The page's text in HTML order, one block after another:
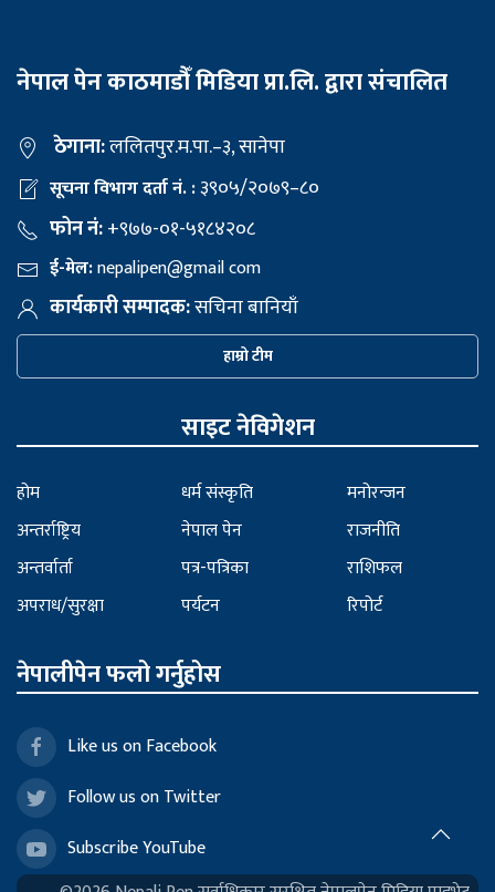
नेपाल पेन काठमाडौँ मिडिया प्रा.लि. द्वारा संचालित
ठेगाना:ललितपुर.म.पा.–३, सानेपा
सूचना विभाग दर्ता नं. :३९०५/२०७९–८०
फोन नं:+९७७-०१-५१८४२०८
ई-मेल:nepalipen@gmail com
कार्यकारी सम्पादक:सचिना बानियाँ
हाम्रो टीम
साइट नेविगेशन
होम
अन्तर्राष्ट्रिय
अन्तर्वार्ता
अपराध/सुरक्षा
धर्म संस्कृति
नेपाल पेन
पत्र-पत्रिका
पर्यटन
मनोरन्जन
राजनीति
राशिफल
रिपोर्ट
नेपालीपेन फलो गर्नुहोस
Like us on Facebook
Follow us on Twitter
Subscribe YouTube